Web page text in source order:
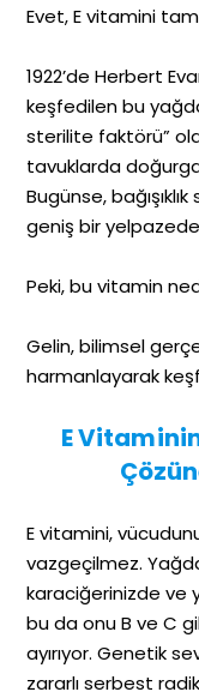
Evet, E vitamini
1922’de Herbert
keşfedilen bu
sterilite faktörü”
tavuklarda
Bugünse,
geniş bir
Peki, bu vitamin
Gelin, bilimsel
harmanlayarak
E
E vitamini,
vazgeçilmez.
karaciğerinizde ve
bu da onu B ve C
ayırıyor. Genetik
zararlı serbest